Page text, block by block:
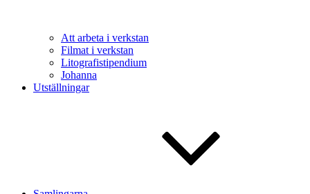
Att arbeta i verkstan
Filmat i verkstan
Litografistipendium
Johanna
Utställningar